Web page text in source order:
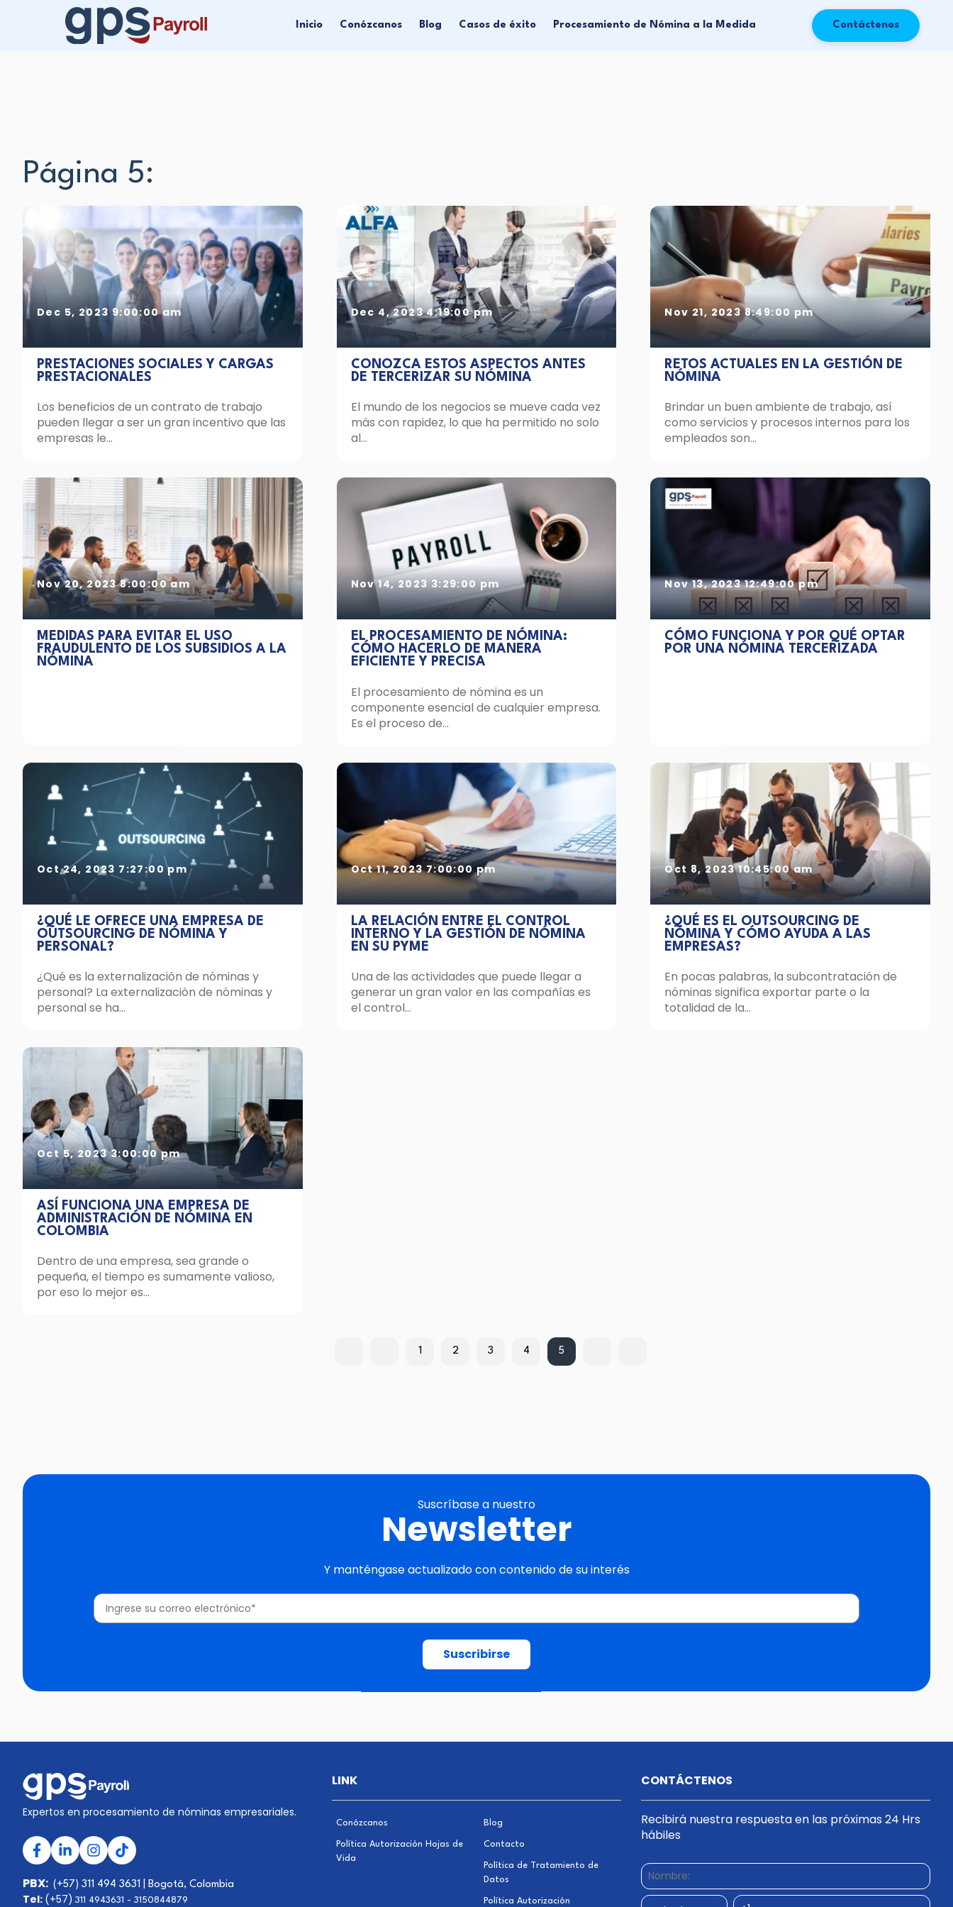
Inicio Conózcanos Blog Casos de éxito Procesamiento de Nómina a la Medida Contáctenos
Página 5:
Dec 5, 2023 9:00:00 am
PRESTACIONES SOCIALES Y CARGAS
PRESTACIONALES
Los beneficios de un contrato de trabajo
pueden llegar a ser un gran incentivo que las
empresas le...
Dec 4, 2023 4:19:00 pm
CONOZCA ESTOS ASPECTOS ANTES
DE TERCERIZAR SU NÓMINA
El mundo de los negocios se mueve cada vez
más con rapidez, lo que ha permitido no solo
al...
Nov 21, 2023 8:49:00 pm
RETOS ACTUALES EN LA GESTIÓN DE
NÓMINA
Brindar un buen ambiente de trabajo, así
como servicios y procesos internos para los
empleados son...
Nov 20, 2023 8:00:00 am
MEDIDAS PARA EVITAR EL USO
FRAUDULENTO DE LOS SUBSIDIOS A LA
NÓMINA
Nov 14, 2023 3:29:00 pm
EL PROCESAMIENTO DE NÓMINA:
CÓMO HACERLO DE MANERA
EFICIENTE Y PRECISA
El procesamiento de nómina es un
componente esencial de cualquier empresa.
Es el proceso de...
Nov 13, 2023 12:49:00 pm
CÓMO FUNCIONA Y POR QUÉ OPTAR
POR UNA NÓMINA TERCERIZADA
Oct 24, 2023 7:27:00 pm
¿QUÉ LE OFRECE UNA EMPRESA DE
OUTSOURCING DE NÓMINA Y
PERSONAL?
¿Qué es la externalización de nóminas y
personal? La externalización de nóminas y
personal se ha...
Oct 11, 2023 7:00:00 pm
LA RELACIÓN ENTRE EL CONTROL
INTERNO Y LA GESTIÓN DE NÓMINA
EN SU PYME
Una de las actividades que puede llegar a
generar un gran valor en las compañías es
el control...
Oct 8, 2023 10:45:00 am
¿QUÉ ES EL OUTSOURCING DE
NÓMINA Y CÓMO AYUDA A LAS
EMPRESAS?
En pocas palabras, la subcontratación de
nóminas significa exportar parte o la
totalidad de la...
Oct 5, 2023 3:00:00 pm
ASÍ FUNCIONA UNA EMPRESA DE
ADMINISTRACIÓN DE NÓMINA EN
COLOMBIA
Dentro de una empresa, sea grande o
pequeña, el tiempo es sumamente valioso,
por eso lo mejor es...
1 2 3 4 5
Suscríbase a nuestro
Newsletter
Y manténgase actualizado con contenido de su interés
Expertos en procesamiento de nóminas empresariales.
PBX: (+57) 311 494 3631 | Bogotá, Colombia
Tel: (+57) 311 4943631 - 3150844879
LINK
Conózcanos
Política Autorización Hojas de
Vida
Blog
Contacto
Política de Tratamiento de
Datos
Política Autorización
CONTÁCTENOS
Recibirá nuestra respuesta en las próximas 24 Hrs
hábiles